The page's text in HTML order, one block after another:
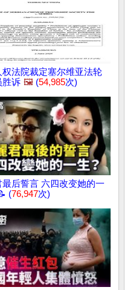
权法院裁定塞尔维亚法轮
胜诉 🖼️ (54,985次)
最后誓言 六四改变她的一
(76,947次)